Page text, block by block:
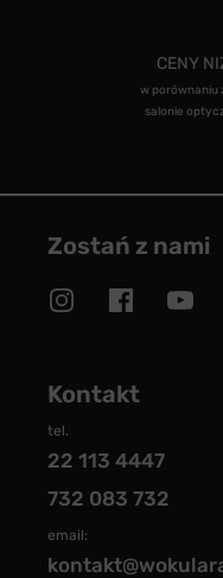
CENY
w porównaniu
salonie
Zostań z nami
Kontakt
tel.
22 113 4447
732 083 732
email: